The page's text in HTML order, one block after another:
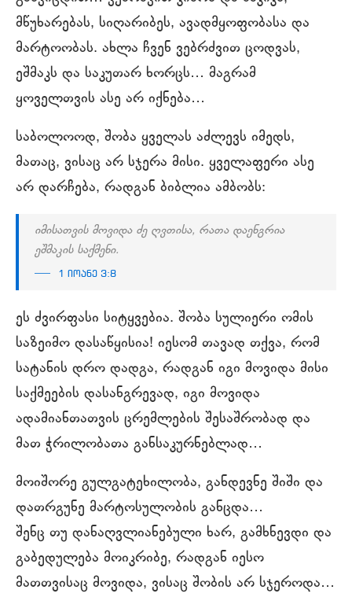
მწუხარებას, სიღარიბეს, ავადმყოფობასა და
მარტოობას. ახლა ჩვენ ვებრძვით ცოდვას,
ეშმაკს და საკუთარ ხორცს… მაგრამ
ყოველთვის ასე არ იქნება…
საბოლოოდ, შობა ყველას აძლევს იმედს,
მათაც, ვისაც არ სჯერა მისი. ყველაფერი ასე
არ დარჩება, რადგან ბიბლია ამბობს:
იმისათვის მოვიდა ძე ღვთისა, რათა დაენგრია
ეშმაკის საქმენი.
1 იოანე 3:8
ეს ძვირფასი სიტყვებია. შობა სულიერი ომის
საზეიმო დასაწყისია! იესომ თავად თქვა, რომ
სატანის დრო დადგა, რადგან იგი მოვიდა მისი
საქმეების დასანგრევად, იგი მოვიდა
ადამიანთათვის ცრემლების შესაშრობად და
მათ ჭრილობათა განსაკურნებლად…
მოიშორე გულგატეხილობა, განდევნე შიში და
დათრგუნე მარტოსულობის განცდა…
შენც თუ დანაღვლიანებული ხარ, გამხნევდი და
გაბედულება მოიკრიბე, რადგან იესო
მათთვისაც მოვიდა, ვისაც შობის არ სჯეროდა…